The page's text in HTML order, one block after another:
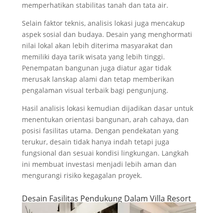
memperhatikan stabilitas tanah dan tata air.
Selain faktor teknis, analisis lokasi juga mencakup
aspek sosial dan budaya. Desain yang menghormati
nilai lokal akan lebih diterima masyarakat dan
memiliki daya tarik wisata yang lebih tinggi.
Penempatan bangunan juga diatur agar tidak
merusak lanskap alami dan tetap memberikan
pengalaman visual terbaik bagi pengunjung.
Hasil analisis lokasi kemudian dijadikan dasar untuk
menentukan orientasi bangunan, arah cahaya, dan
posisi fasilitas utama. Dengan pendekatan yang
terukur, desain tidak hanya indah tetapi juga
fungsional dan sesuai kondisi lingkungan. Langkah
ini membuat investasi menjadi lebih aman dan
mengurangi risiko kegagalan proyek.
Desain Fasilitas Pendukung Dalam Villa Resort